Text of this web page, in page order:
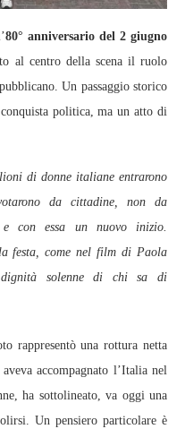
80° anniversario del 2 giugno
al centro della scena il ruolo
Un passaggio storico
politica, ma un atto di
di donne italiane entrarono
da cittadine, non da
e con essa un nuovo inizio.
festa, come nel film di Paola
dignità solenne di chi sa di
rappresentò una rottura netta
accompagnato l’Italia nel
ha sottolineato, va oggi una
Un pensiero particolare è